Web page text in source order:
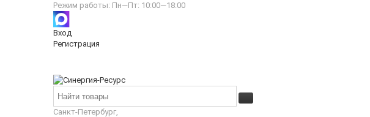
Режим работы: Пн—Пт: 10:00—18:00
Вход
Регистрация
Санкт-Петербург,